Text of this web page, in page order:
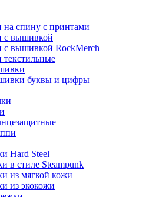
спину с принтами
с вышивкой
вышивкой RockMerch
буквы и цифры
Hard Steel
в стиле Steampunk
из мягкой кожи
из экокожи